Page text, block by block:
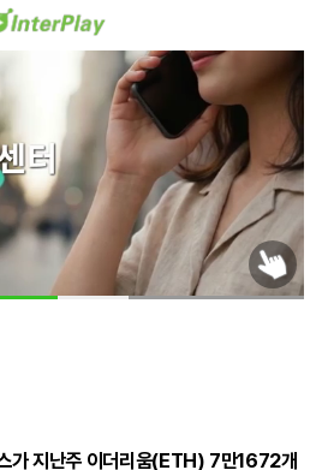
가 지난주 이더리움(ETH) 7만1672개